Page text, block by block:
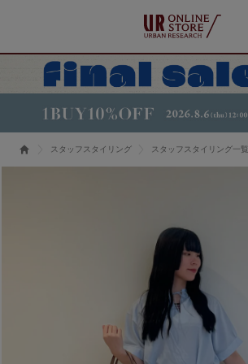
スタッフスタイリング スタッフスタイリング一覧